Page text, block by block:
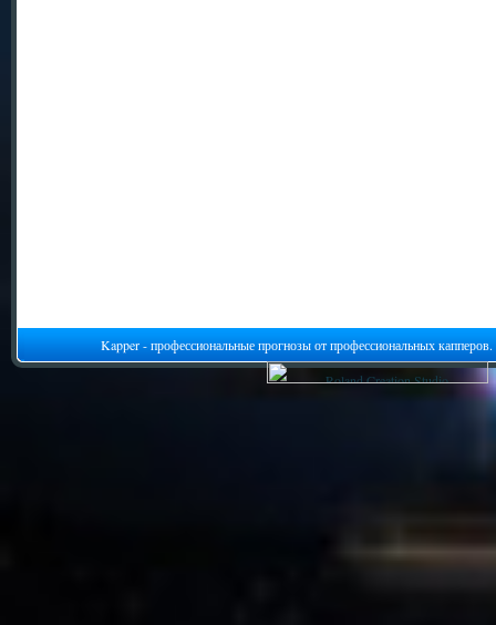
Kapper - профессиональные прогнозы от профессиональных